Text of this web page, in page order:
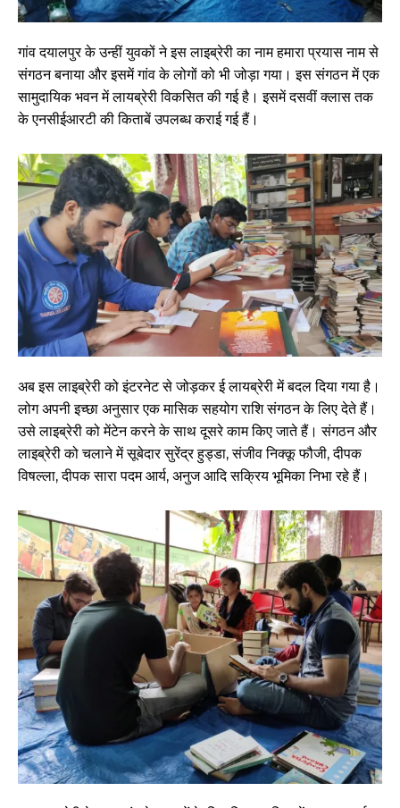
गांव दयालपुर के उन्हीं युवकों ने इस लाइब्रेरी का नाम हमारा प्रयास नाम से
संगठन बनाया और इसमें गांव के लोगों को भी जोड़ा गया। इस संगठन में एक
सामुदायिक भवन में लायब्रेरी विकसित की गई है। इसमें दसवीं क्लास तक
के एनसीईआरटी की किताबें उपलब्ध कराई गई हैं।
अब इस लाइब्रेरी को इंटरनेट से जोड़कर ई लायब्रेरी में बदल दिया गया है।
लोग अपनी इच्छा अनुसार एक मासिक सहयोग राशि संगठन के लिए देते हैं।
उसे लाइब्रेरी को मेंटेन करने के साथ दूसरे काम किए जाते हैं। संगठन और
लाइब्रेरी को चलाने में सूबेदार सुरेंद्र हुड्डा, संजीव निक्कू फौजी, दीपक
विषल्ला, दीपक सारा पदम आर्य, अनुज आदि सक्रिय भूमिका निभा रहे हैं।